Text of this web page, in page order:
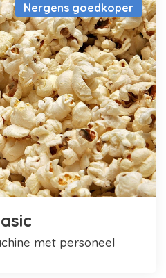
Nergens goedkoper
met personeel